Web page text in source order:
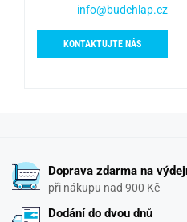
info@budchlap.cz
KONTAKTUJTE NÁS
Doprava zdarma na
při nákupu nad 900 Kč
Dodání do dvou dnů